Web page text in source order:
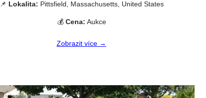
📌 Lokalita: Pittsfield, Massachusetts, United States
💰 Cena: Aukce
Zobrazit více →